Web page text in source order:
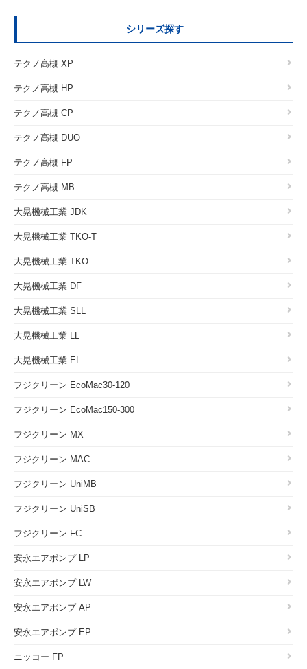
シリーズ探す
テクノ高槻 XP
テクノ高槻 HP
テクノ高槻 CP
テクノ高槻 DUO
テクノ高槻 FP
テクノ高槻 MB
大晃機械工業 JDK
大晃機械工業 TKO-T
大晃機械工業 TKO
大晃機械工業 DF
大晃機械工業 SLL
大晃機械工業 LL
大晃機械工業 EL
フジクリーン EcoMac30-120
フジクリーン EcoMac150-300
フジクリーン MX
フジクリーン MAC
フジクリーン UniMB
フジクリーン UniSB
フジクリーン FC
安永エアポンプ LP
安永エアポンプ LW
安永エアポンプ AP
安永エアポンプ EP
ニッコー FP